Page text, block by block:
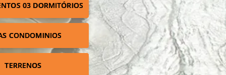
03 DORMITÓRIOS
CONDOMINIOS
TERRENOS